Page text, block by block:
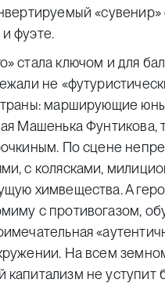
фуэте.
стала ключом и для
не
марширующие
Машенька
По сцене
с колясками,
химвещества. А
с противогазом,
На всем
не уступит